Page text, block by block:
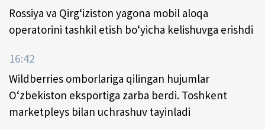
Rossiya va Qirg‘iziston yagona mobil aloqa
operatorini tashkil etish bo‘yicha kelishuvga erishdi
16:42
Wildberries omborlariga qilingan hujumlar
O‘zbekiston eksportiga zarba berdi. Toshkent
marketpleys bilan uchrashuv tayinladi